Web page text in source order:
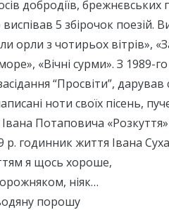
добродіїв, брежнєвських
5 збірочок поезій.
орли з чотирьох вітрів»,
«Вічні сурми». З 1989-
“Просвіти”, дарував
ноти своїх пісень,
Потаповича
р. годинник життя Івана
я щось хороше,
ніяк…
порошу